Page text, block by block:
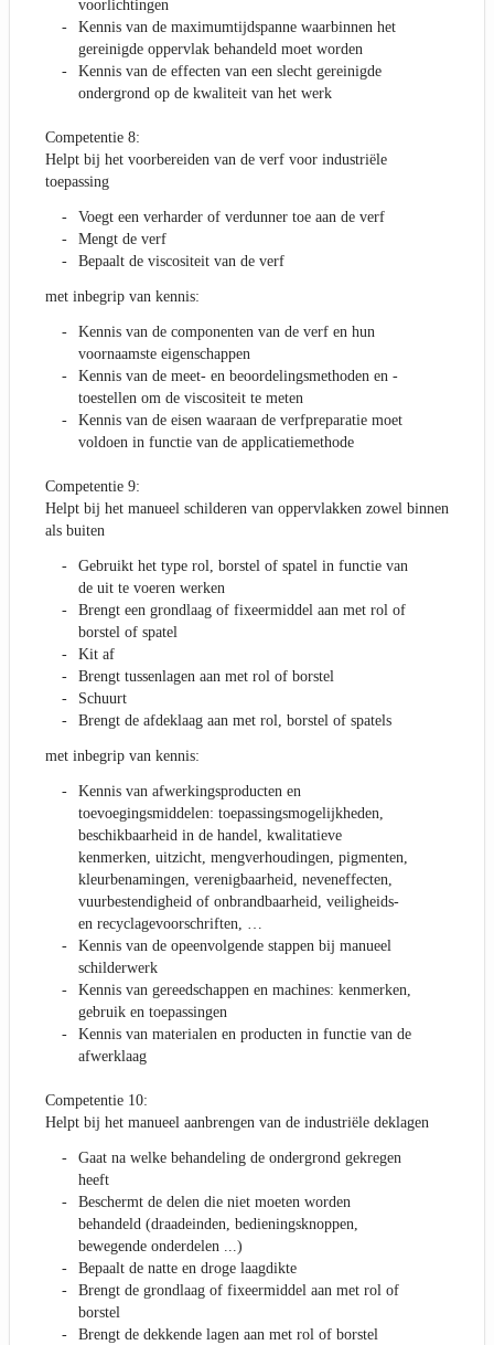
voorlichtingen
Kennis van de maximumtijdspanne waarbinnen het
gereinigde oppervlak behandeld moet worden
Kennis van de effecten van een slecht gereinigde
ondergrond op de kwaliteit van het werk
Competentie 8:
Helpt bij het voorbereiden van de verf voor industriële
toepassing
Voegt een verharder of verdunner toe aan de verf
Mengt de verf
Bepaalt de viscositeit van de verf
met inbegrip van kennis:
Kennis van de componenten van de verf en hun
voornaamste eigenschappen
Kennis van de meet- en beoordelingsmethoden en -
toestellen om de viscositeit te meten
Kennis van de eisen waaraan de verfpreparatie moet
voldoen in functie van de applicatiemethode
Competentie 9:
Helpt bij het manueel schilderen van oppervlakken zowel binnen
als buiten
Gebruikt het type rol, borstel of spatel in functie van
de uit te voeren werken
Brengt een grondlaag of fixeermiddel aan met rol of
borstel of spatel
Kit af
Brengt tussenlagen aan met rol of borstel
Schuurt
Brengt de afdeklaag aan met rol, borstel of spatels
met inbegrip van kennis:
Kennis van afwerkingsproducten en
toevoegingsmiddelen: toepassingsmogelijkheden,
beschikbaarheid in de handel, kwalitatieve
kenmerken, uitzicht, mengverhoudingen, pigmenten,
kleurbenamingen, verenigbaarheid, neveneffecten,
vuurbestendigheid of onbrandbaarheid, veiligheids-
en recyclagevoorschriften, …
Kennis van de opeenvolgende stappen bij manueel
schilderwerk
Kennis van gereedschappen en machines: kenmerken,
gebruik en toepassingen
Kennis van materialen en producten in functie van de
afwerklaag
Competentie 10:
Helpt bij het manueel aanbrengen van de industriële deklagen
Gaat na welke behandeling de ondergrond gekregen
heeft
Beschermt de delen die niet moeten worden
behandeld (draadeinden, bedieningsknoppen,
bewegende onderdelen ...)
Bepaalt de natte en droge laagdikte
Brengt de grondlaag of fixeermiddel aan met rol of
borstel
Brengt de dekkende lagen aan met rol of borstel